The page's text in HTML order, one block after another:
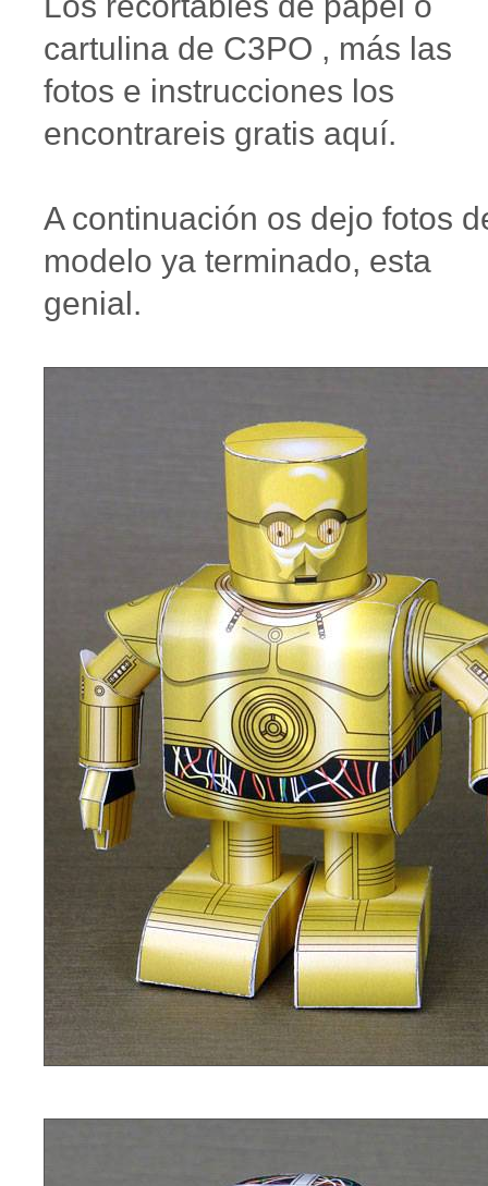
cartulina de C3PO , más las
fotos e instrucciones los
encontrareis gratis aquí.
A continuación os dejo fotos
modelo ya terminado, esta
genial.